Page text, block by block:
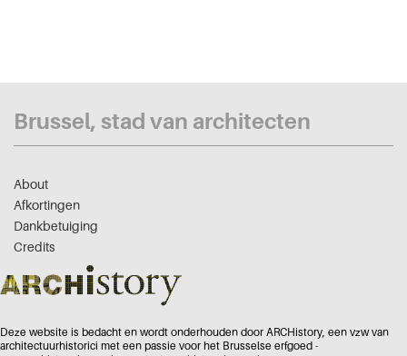
Brussel, stad van architecten
About
Afkortingen
Dankbetuiging
Credits
Deze website is bedacht en wordt onderhouden door ARCHistory, een vzw van
architectuurhistorici met een passie voor het Brusselse erfgoed -